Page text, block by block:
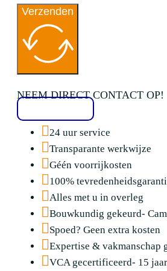
Verzenden
NEEM DIRECT CONTACT OP!
24 uur service
Transparante werkwijze
Géén voorrijkosten
100%
Alles met u in overleg
Bouwkundig gekeurd-
Spoed? Geen extra kosten
Expertise & vakmanschap
VCA gecertificeerd- 15